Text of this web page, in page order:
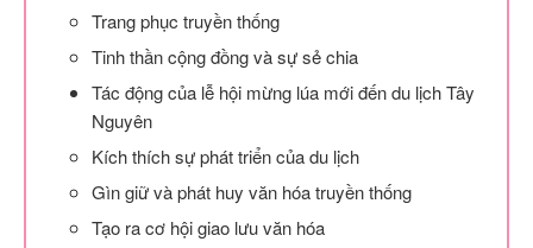
Trang phục truyền thống
Tinh thần cộng đồng và sự sẻ chia
Tác động của lễ hội mừng lúa mới đến du lịch Tây
Nguyên
Kích thích sự phát triển của du lịch
Gìn giữ và phát huy văn hóa truyền thống
Tạo ra cơ hội giao lưu văn hóa